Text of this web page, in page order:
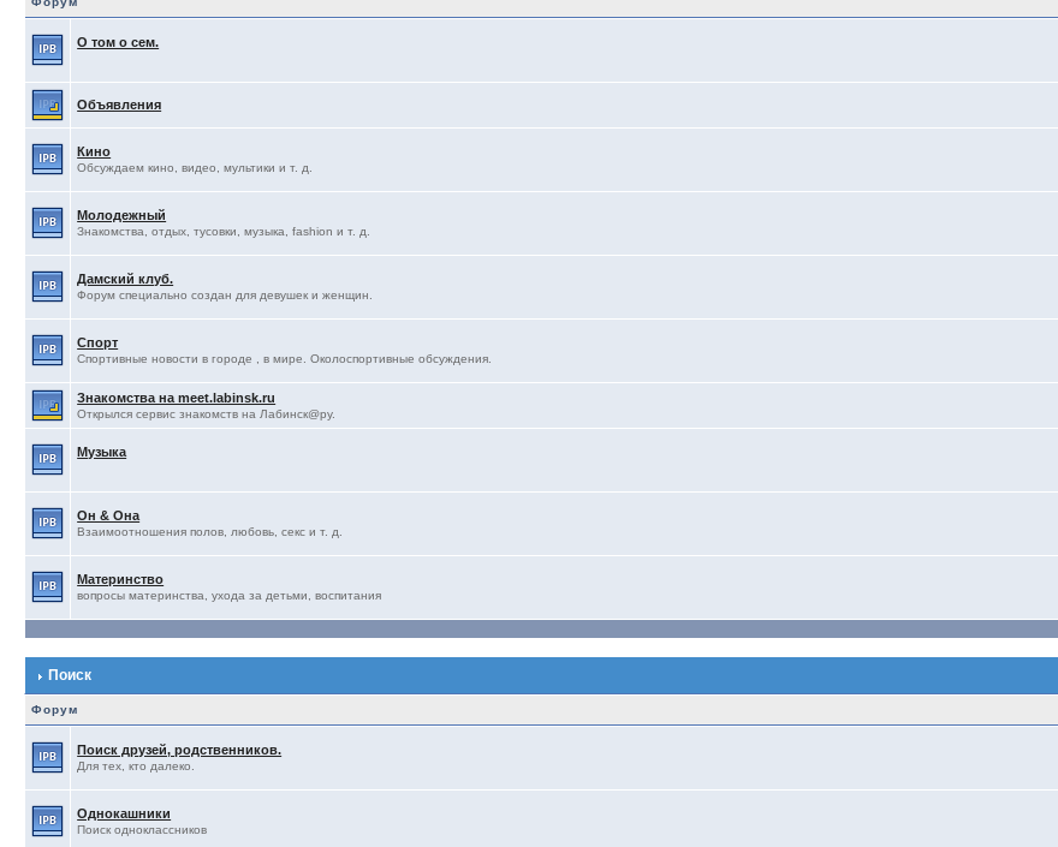
О том о сем.
Объявления
Кино
Обсуждаем кино, видео, мультики и т. д.
Молодежный
Знакомства, отдых, тусовки, музыка, fashion и т. д.
Дамский клуб.
Форум специально создан для девушек и женщин.
Спорт
Спортивные новости в городе , в мире. Околоспортивные обсуждения.
Знакомства на meet.labinsk.ru
Открылся сервис знакомств на Лабинск@ру.
Музыка
Он & Она
Взаимоотношения полов, любовь, секс и т. д.
Материнство
вопросы материнства, ухода за детьми, воспитания
Поиск
Форум
Поиск друзей, родственников.
Для тех, кто далеко.
Однокашники
Поиск одноклассников